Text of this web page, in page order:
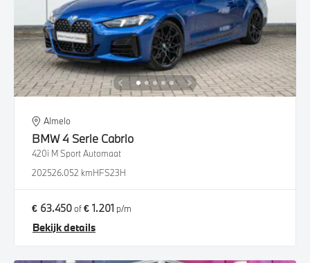
Almelo
BMW4 Serie Cabrio
420i M Sport Automaat
202526.052 kmHFS23H
€ 63.450of€ 1.201 p/m
Bekijk details